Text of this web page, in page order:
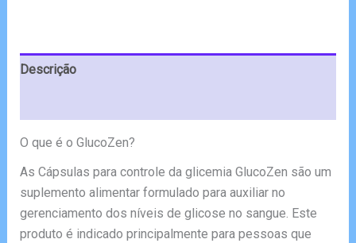
Descrição
O que é o GlucoZen?
As Cápsulas para controle da glicemia GlucoZen são um
suplemento alimentar formulado para auxiliar no
gerenciamento dos níveis de glicose no sangue. Este
produto é indicado principalmente para pessoas que